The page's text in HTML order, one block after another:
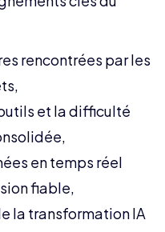
rencontrées par les
et la difficulté
en temps réel
fiable,
la transformation IA